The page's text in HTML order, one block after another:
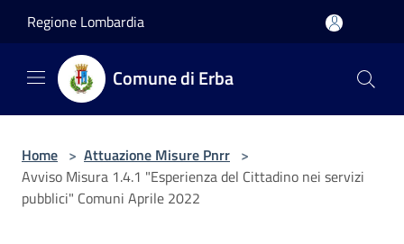
Regione Lombardia
Comune di Erba
Home > Attuazione Misure Pnrr >
Avviso Misura 1.4.1 "Esperienza del Cittadino nei servizi
pubblici" Comuni Aprile 2022